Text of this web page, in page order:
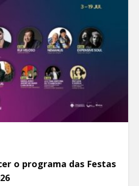
o programa das Festas